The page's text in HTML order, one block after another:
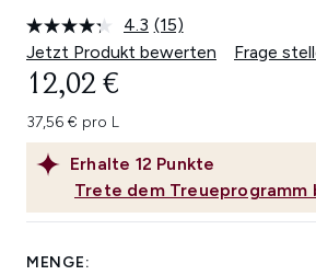
4.3 15
Bewertungen
Seite.
(15)
Jetzt Produkt bewerten
Frage
Erhalte 12 Punkte
Trete dem Treueprogramm
12,02 €
37,56 € pro L
MENGE: